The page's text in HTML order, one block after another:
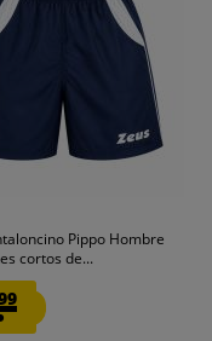
Pippo Hombre
cortos de...